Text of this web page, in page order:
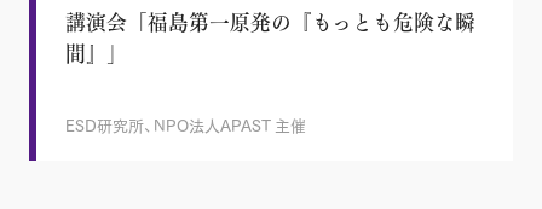
講演会「福島第一原発の『もっとも危険な瞬
間』」
ESD研究所、NPO法人APAST 主催